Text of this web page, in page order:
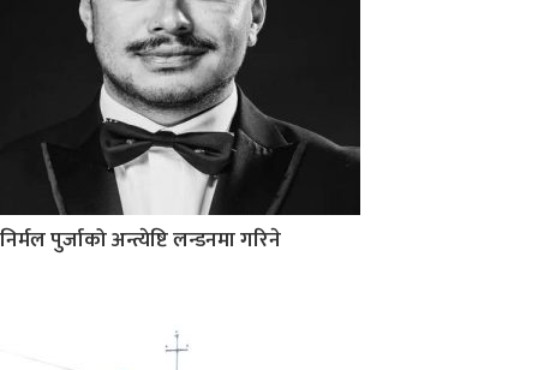
निर्मल पुर्जाको अन्त्येष्टि लन्डनमा गरिने